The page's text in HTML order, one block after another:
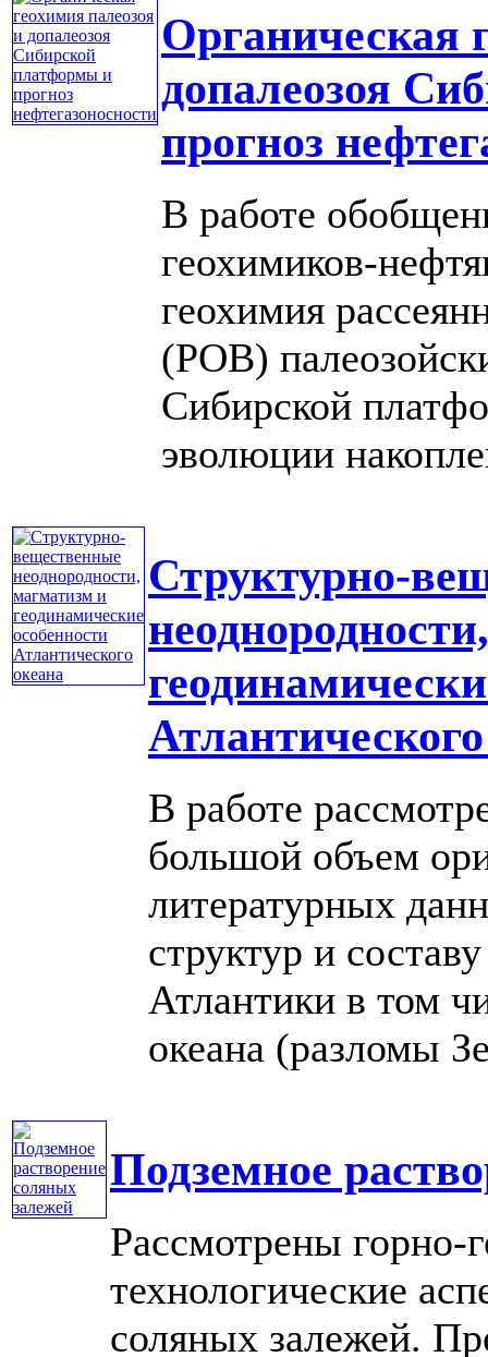
Органическая
допалеозоя
прогноз
В работе
геохимиков-
геохимия
(РОВ)
Сибирской
эволюции
Структурно-
В работе
большой объем
литературных
структур и
Атлантики в том
океана (разломы
Подземное
Рассмотрены горно-
технологические
соляных залежей.